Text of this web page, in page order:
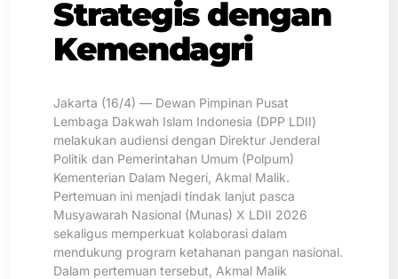
Strategis dengan
Kemendagri
Jakarta (16/4) — Dewan Pimpinan Pusat
Lembaga Dakwah Islam Indonesia (DPP LDII)
melakukan audiensi dengan Direktur Jenderal
Politik dan Pemerintahan Umum (Polpum)
Kementerian Dalam Negeri, Akmal Malik.
Pertemuan ini menjadi tindak lanjut pasca
Musyawarah Nasional (Munas) X LDII 2026
sekaligus memperkuat kolaborasi dalam
mendukung program ketahanan pangan nasional.
Dalam pertemuan tersebut, Akmal Malik